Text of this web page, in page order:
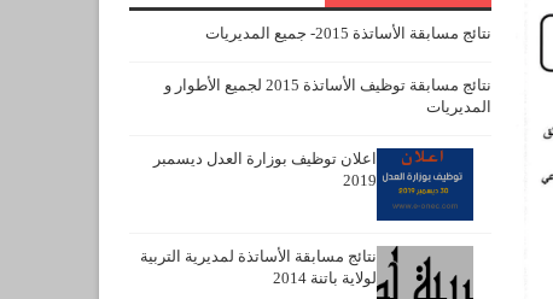
نتائج مسابقة الأساتذة 2015- جميع المديريات
نتائج مسابقة توظيف الأساتذة 2015 لجميع الأطوار و
المديريات
اعلان توظيف بوزارة العدل ديسمبر
2019
نتائج مسابقة الأساتذة لمديرية التربية
لولاية باتنة 2014